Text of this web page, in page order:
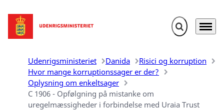
Gå til forsiden Fold søgefelt
Menu
Udenrigsministeriet Danida
Risici og korruption
Hvor mange korruptionssager er der?
Oplysning om enkeltsager
C 1906 - Opfølgning på mistanke om
uregelmæssigheder i forbindelse med Uraia Trust